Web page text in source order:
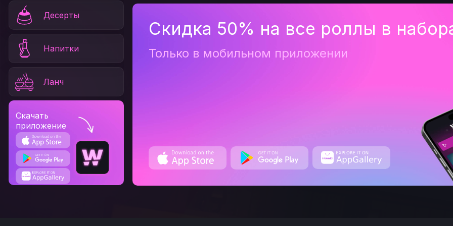
Десерты
Напитки
Ланч
Скачать
приложение
Скидка 50% на все роллы в
Только в мобильном приложении